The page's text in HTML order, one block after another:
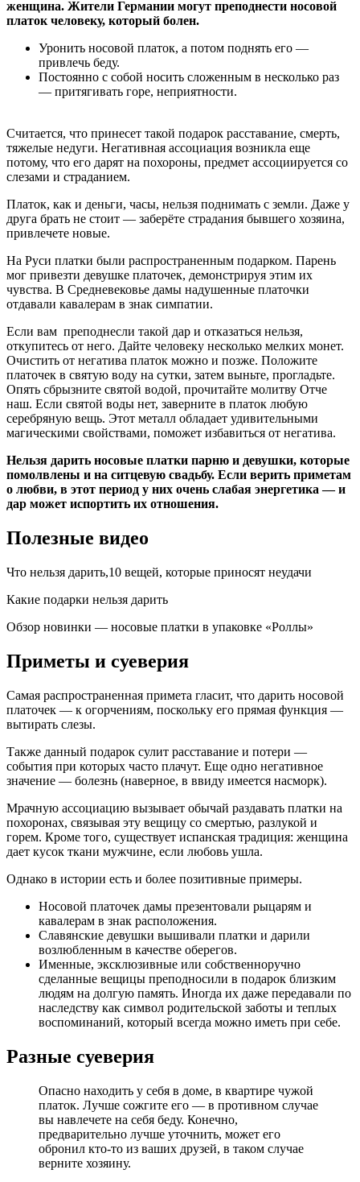
женщина. Жители Германии могут преподнести носовой
платок человеку, который болен.
Уронить носовой платок, а потом поднять его —
привлечь беду.
Постоянно с собой носить сложенным в несколько раз
— притягивать горе, неприятности.
Считается, что принесет такой подарок расставание, смерть,
тяжелые недуги. Негативная ассоциация возникла еще
потому, что его дарят на похороны, предмет ассоциируется со
слезами и страданием.
Платок, как и деньги, часы, нельзя поднимать с земли. Даже у
друга брать не стоит — заберёте страдания бывшего хозяина,
привлечете новые.
На Руси платки были распространенным подарком. Парень
мог привезти девушке платочек, демонстрируя этим их
чувства. В Средневековье дамы надушенные платочки
отдавали кавалерам в знак симпатии.
Если вам преподнесли такой дар и отказаться нельзя,
откупитесь от него. Дайте человеку несколько мелких монет.
Очистить от негатива платок можно и позже. Положите
платочек в святую воду на сутки, затем выньте, прогладьте.
Опять сбрызните святой водой, прочитайте молитву Отче
наш. Если святой воды нет, заверните в платок любую
серебряную вещь. Этот металл обладает удивительными
магическими свойствами, поможет избавиться от негатива.
Нельзя дарить носовые платки парню и девушки, которые
помолвлены и на ситцевую свадьбу. Если верить приметам
о любви, в этот период у них очень слабая энергетика — и
дар может испортить их отношения.
Полезные видео
Что нельзя дарить,10 вещей, которые приносят неудачи
Какие подарки нельзя дарить
Обзор новинки — носовые платки в упаковке «Роллы»
Приметы и суеверия
Самая распространенная примета гласит, что дарить носовой
платочек — к огорчениям, поскольку его прямая функция —
вытирать слезы.
Также данный подарок сулит расставание и потери —
события при которых часто плачут. Еще одно негативное
значение — болезнь (наверное, в ввиду имеется насморк).
Мрачную ассоциацию вызывает обычай раздавать платки на
похоронах, связывая эту вещицу со смертью, разлукой и
горем. Кроме того, существует испанская традиция: женщина
дает кусок ткани мужчине, если любовь ушла.
Однако в истории есть и более позитивные примеры.
Носовой платочек дамы презентовали рыцарям и
кавалерам в знак расположения.
Славянские девушки вышивали платки и дарили
возлюбленным в качестве оберегов.
Именные, эксклюзивные или собственноручно
сделанные вещицы преподносили в подарок близким
людям на долгую память. Иногда их даже передавали по
наследству как символ родительской заботы и теплых
воспоминаний, который всегда можно иметь при себе.
Разные суеверия
Опасно находить у себя в доме, в квартире чужой
платок. Лучше сожгите его — в противном случае
вы навлечете на себя беду. Конечно,
предварительно лучше уточнить, может его
обронил кто-то из ваших друзей, в таком случае
верните хозяину.